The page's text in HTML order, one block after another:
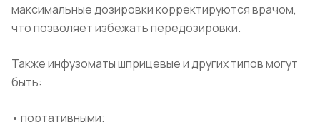
максимальные дозировки корректируются врачом,
что позволяет избежать передозировки.
Также инфузоматы шприцевые и других типов могут
быть:
• портативными;